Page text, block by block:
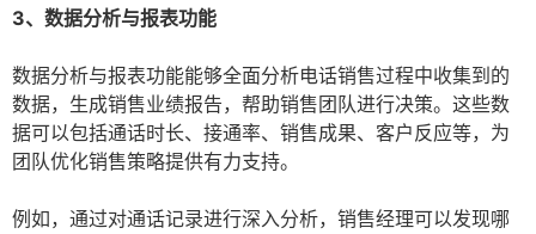
3、数据分析与报表功能
数据分析与报表功能能够全面分析电话销售过程中收集到的
数据，生成销售业绩报告，帮助销售团队进行决策。这些数
据可以包括通话时长、接通率、销售成果、客户反应等，为
团队优化销售策略提供有力支持。
例如，通过对通话记录进行深入分析，销售经理可以发现哪